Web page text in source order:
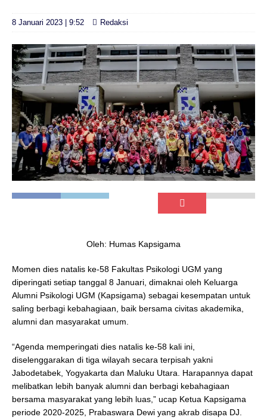
8 Januari 2023 | 9:52 Redaksi
Oleh: Humas Kapsigama
Momen dies natalis ke-58 Fakultas Psikologi UGM yang
diperingati setiap tanggal 8 Januari, dimaknai oleh Keluarga
Alumni Psikologi UGM (Kapsigama) sebagai kesempatan untuk
saling berbagi kebahagiaan, baik bersama civitas akademika,
alumni dan masyarakat umum.
“Agenda memperingati dies natalis ke-58 kali ini,
diselenggarakan di tiga wilayah secara terpisah yakni
Jabodetabek, Yogyakarta dan Maluku Utara. Harapannya dapat
melibatkan lebih banyak alumni dan berbagi kebahagiaan
bersama masyarakat yang lebih luas,” ucap Ketua Kapsigama
periode 2020-2025, Prabaswara Dewi yang akrab disapa DJ.